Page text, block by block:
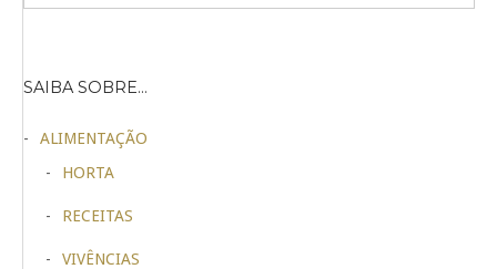
SAIBA SOBRE…
ALIMENTAÇÃO
HORTA
RECEITAS
VIVÊNCIAS